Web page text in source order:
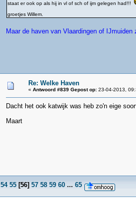
staat er ook op als hij in vl of sch of ijm gelegen had!!!
groetjes Willem.
Maar de haven van Vlaardingen of
Re: Welke Haven
« Antwoord #839 Gepost op:23-04-2013,
Dacht het ook katwijk was heb zo'n eige
Maart
54 55[56] 57 58 59 60 ... 65